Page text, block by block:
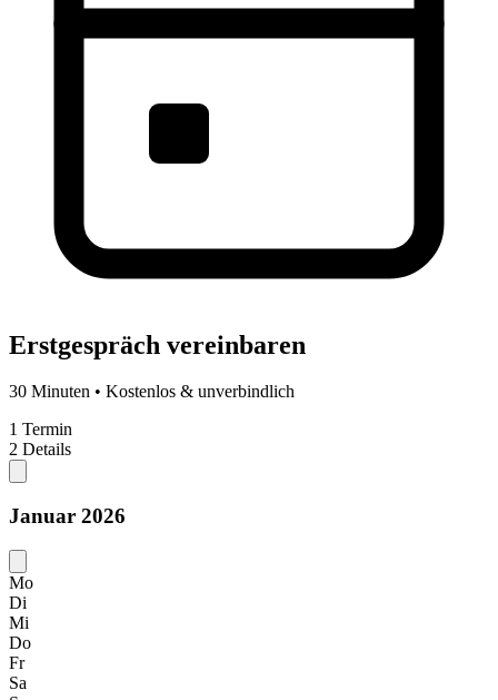
Erstgespräch vereinbaren
30 Minuten • Kostenlos & unverbindlich
1 Termin
2 Details
Januar 2026
Mo
Di
Mi
Do
Fr
Sa